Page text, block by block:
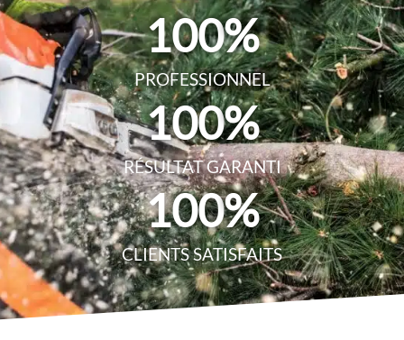
PROFESSIONNEL
100%
RÉSULTAT GARANTI
100%
CLIENTS SATISFAITS
100%